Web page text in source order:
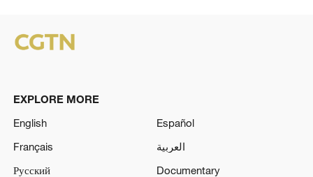
EXPLORE MORE
English
Español
Français
العربية
Русский
Documentary